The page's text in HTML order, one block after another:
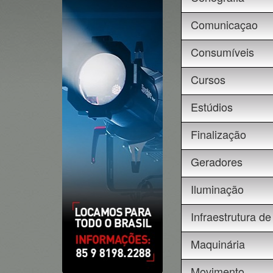
Comunicaçao
Consumíveis
Cursos
Estúdios
Finalização
Geradores
Iluminação
Infraestrutura
Maquinária